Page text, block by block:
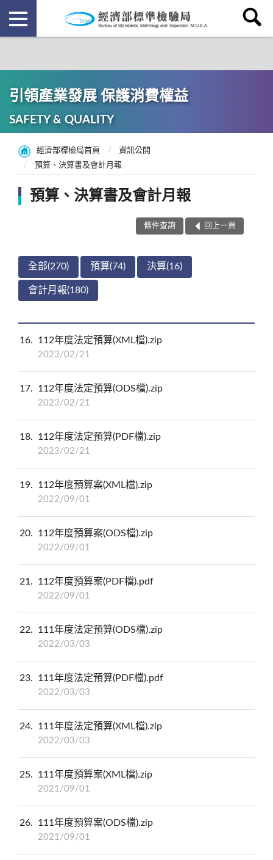
引領產業發展 保護消費權益
SAFETY & QUALITY
經濟部標檢局首頁
資訊公開
預算、決算書及會計月報
預算、決算書及會計月報
條件查詢 回上一頁
全部(270) 預算(74) 決算(16)
會計月報(180)
16 112年度法定預算(XML檔).zip
2023/02/21
17 112年度法定預算(ODS檔).zip
2023/02/21
18 112年度法定預算(PDF檔).zip
2023/02/21
19 112年度預算案(XML檔).zip
2022/09/01
20 112年度預算案(ODS檔).zip
2022/09/01
21 112年度預算案(PDF檔).pdf
2022/09/01
22 111年度法定預算(ODS檔).zip
2022/03/03
23 111年度法定預算(PDF檔).pdf
2022/03/03
24 111年度法定預算(XML檔).zip
2022/03/03
25 111年度預算案(XML檔).zip
2021/09/01
26 111年度預算案(ODS檔).zip
2021/09/01